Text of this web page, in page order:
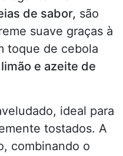
de sabor, são
suave graças à
toque de cebola
e azeite de
ideal para
tostados. A
combinando o